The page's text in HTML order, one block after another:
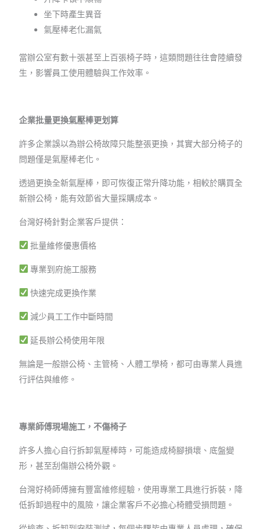
坐下時產生異音
氣壓棒老化漏氣
當辦公室有數十張甚至上百張椅子時，這類問題往往會陸續發
生，影響員工使用體驗與工作效率。
企業批量更換氣壓棒更划算
許多企業誤以為辦公椅故障只能整張更換，其實大部分椅子的
問題僅是氣壓棒老化。
透過更換全新氣壓棒，即可恢復正常升降功能，相較於購買全
新辦公椅，能有效節省大量採購成本。
台灣好椅針對企業客戶提供：
批量維修優惠價格
專業到府施工服務
快速完成更換作業
減少員工工作中斷時間
延長辦公椅使用年限
無論是一般辦公椅、主管椅、人體工學椅，都可由專業人員進
行評估與維修。
專業師傅現場施工，不傷椅子
許多人擔心自行拆卸氣壓棒時，可能造成椅腳損壞、底盤變
形，甚至刮傷辦公椅外觀。
台灣好椅師傅擁有豐富維修經驗，使用專業工具進行拆裝，降
低拆卸過程中的風險，讓企業客戶不必擔心椅體受損問題。